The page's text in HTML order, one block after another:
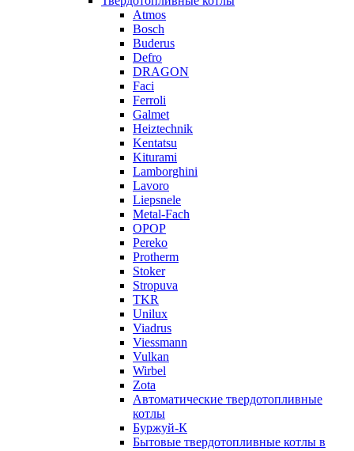
Atmos
Bosch
Buderus
Defro
DRAGON
Faci
Ferroli
Galmet
Heiztechnik
Kentatsu
Kiturami
Lamborghini
Lavoro
Liepsnele
Metal-Fach
OPOP
Pereko
Protherm
Stoker
Stropuva
TKR
Unilux
Viadrus
Viessmann
Vulkan
Wirbel
Zota
Автоматические твердотопливные
котлы
Буржуй-К
Бытовые твердотопливные котлы в